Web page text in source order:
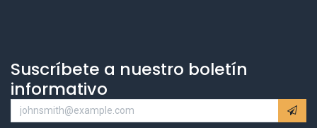
Suscríbete a nuestro boletín
informativo